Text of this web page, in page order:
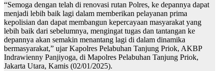
“Semoga dengan telah di renovasi rutan Polres, ke depannya dapat
menjadi lebih baik lagi dalam memberikan pelayanan prima
kepolisian dan dapat membangun kepercayaan masyarakat yang
lebih baik dari sebelumnya, mengingat tugas dan tantangan ke
depannya akan semakin menantang lagi di dalam dinamika
bermasyarakat,” ujar Kapolres Pelabuhan Tanjung Priok, AKBP
Indrawienny Panjiyoga, di Mapolres Pelabuhan Tanjung Priok,
Jakarta Utara, Kamis (02/01/2025).